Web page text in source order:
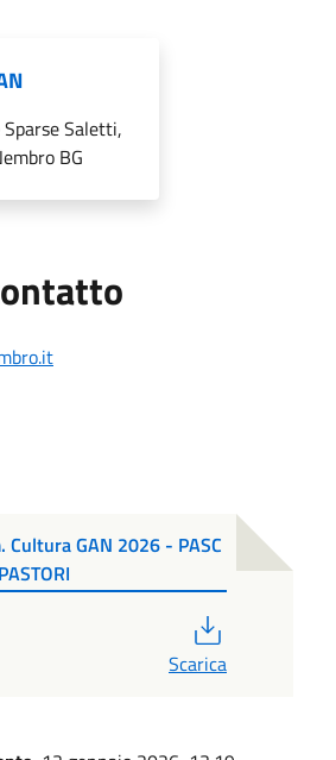
Sparse Saletti,
BG
Cultura GAN 2026 - PASC
Scarica